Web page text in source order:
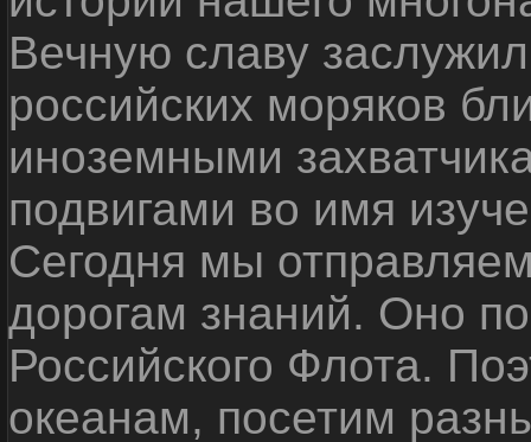
Вечную славу
российских моряков
иноземными
подвигами во имя
Сегодня мы
дорогам знаний. Оно
Российского Флота.
океанам, посетим